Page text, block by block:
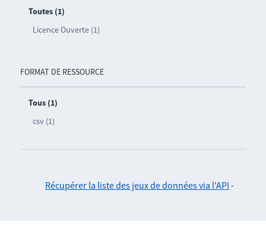
Toutes (1)
Licence Ouverte (1)
FORMAT DE RESSOURCE
Tous (1)
csv (1)
Récupérer la liste des jeux de données via l'API -